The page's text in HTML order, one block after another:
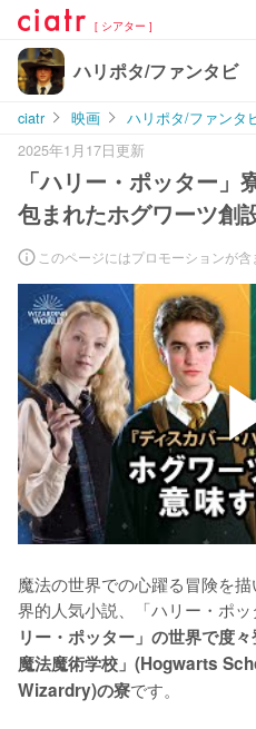
[ シアター ]
ハリポタ/ファンタビ
ciatr 映画 ハリポタ/ファンタ
2025年1月17日更新
「ハリー・ポッター
包まれたホグワーツ創
このページにはプロモーションが
魔法の世界での心躍る冒険を
界的人気小説、「ハリー・ポ
リー・ポッター」の世界で度
魔法魔術学校」(Hogwarts
Wizardry)の寮です。